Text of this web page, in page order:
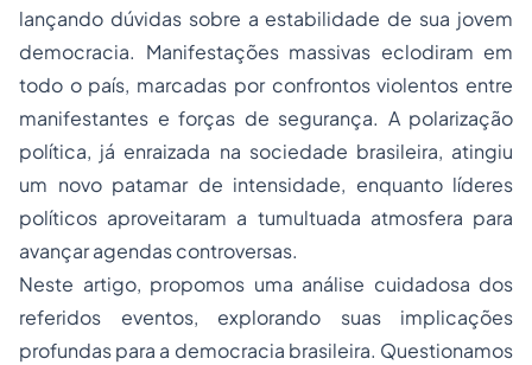
lançando dúvidas sobre a estabilidade de sua jovem
democracia. Manifestações massivas eclodiram em
todo o país, marcadas por confrontos violentos entre
manifestantes e forças de segurança. A polarização
política, já enraizada na sociedade brasileira, atingiu
um novo patamar de intensidade, enquanto líderes
políticos aproveitaram a tumultuada atmosfera para
avançar agendas controversas.
Neste artigo, propomos uma análise cuidadosa dos
referidos eventos, explorando suas implicações
profundas para a democracia brasileira. Questionamos